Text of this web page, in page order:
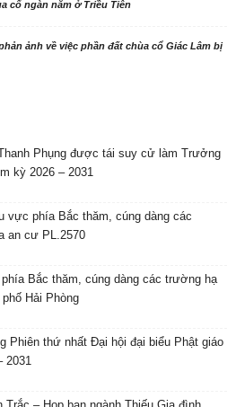
cổ ngàn năm ở Triều Tiên
ảnh về việc phần đất chùa cổ Giác Lâm bị
Phụng được tái suy cử làm Trưởng
kỳ 2026 – 2031
vực phía Bắc thăm, cúng dàng các
an cư PL.2570
Bắc thăm, cúng dàng các trường hạ
Hải Phòng
Phiên thứ nhất Đại hội đại biểu Phật giáo
2031